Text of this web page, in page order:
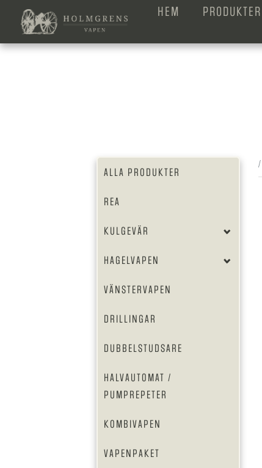
HEM PRODUKTER
ALLA PRODUKTER
REA
KULGEVÄR
HAGELVAPEN
VÄNSTERVAPEN
DRILLINGAR
DUBBELSTUDSARE
HALVAUTOMAT /
PUMPREPETER
KOMBIVAPEN
VAPENPAKET
/